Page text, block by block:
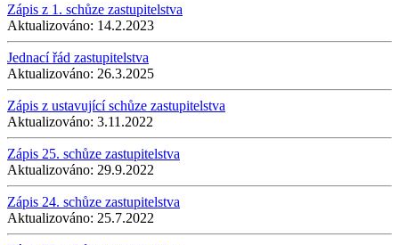
Zápis z 1. schůze zastupitelstva
Aktualizováno: 14.2.2023
Jednací řád zastupitelstva
Aktualizováno: 26.3.2025
Zápis z ustavující schůze zastupitelstva
Aktualizováno: 3.11.2022
Zápis 25. schůze zastupitelstva
Aktualizováno: 29.9.2022
Zápis 24. schůze zastupitelstva
Aktualizováno: 25.7.2022